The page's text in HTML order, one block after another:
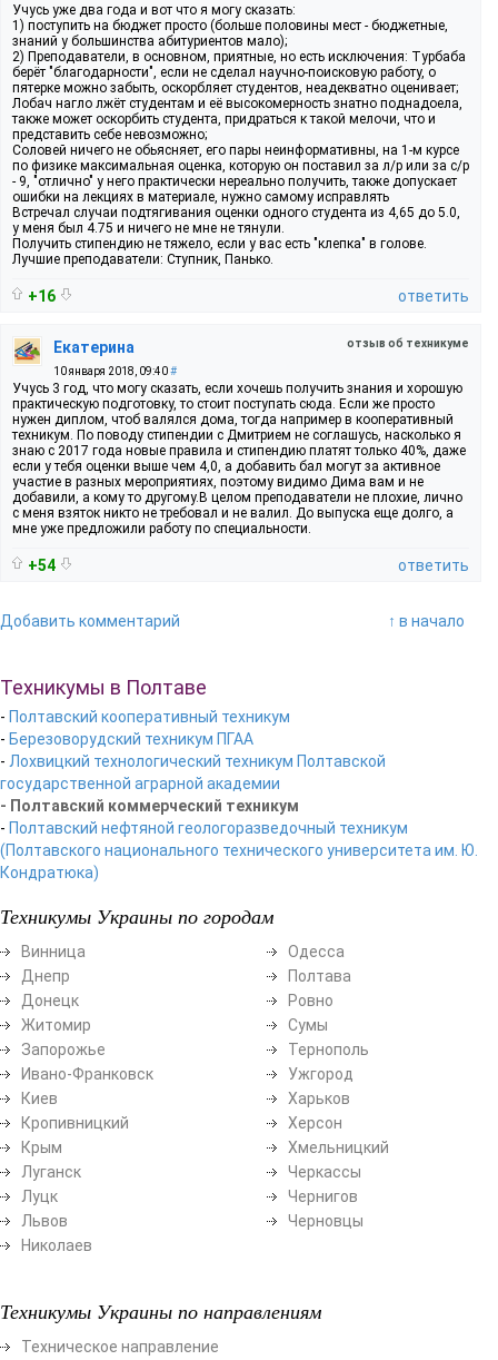
Учусь уже два года и вот что я могу сказать:
1) поступить на бюджет просто (больше половины мест - бюджетные,
знаний у большинства абитуриентов мало);
2) Преподаватели, в основном, приятные, но есть исключения: Турбаба
берёт "благодарности", если не сделал научно-поисковую работу, о
пятерке можно забыть, оскорбляет студентов, неадекватно оценивает;
Лобач нагло лжёт студентам и её высокомерность знатно поднадоела,
также может оскорбить студента, придраться к такой мелочи, что и
представить себе невозможно;
Соловей ничего не обьясняет, его пары неинформативны, на 1-м курсе
по физике максимальная оценка, которую он поставил за л/р или за с/р
- 9, "отлично" у него практически нереально получить, также допускает
ошибки на лекциях в материале, нужно самому исправлять
Встречал случаи подтягивания оценки одного студента из 4,65 до 5.0,
у меня был 4.75 и ничего не мне не тянули.
Получить стипендию не тяжело, если у вас есть "клепка" в голове.
Лучшие преподаватели: Ступник, Панько.
+16 ответить
отзыв об техникуме
Екатерина
10 января 2018, 09:40#
Учусь 3 год, что могу сказать, если хочешь получить знания и хорошую
практическую подготовку, то стоит поступать сюда. Если же просто
нужен диплом, чтоб валялся дома, тогда например в кооперативный
техникум. По поводу стипендии с Дмитрием не соглашусь, насколько я
знаю с 2017 года новые правила и стипендию платят только 40%, даже
если у тебя оценки выше чем 4,0, а добавить бал могут за активное
участие в разных мероприятиях, поэтому видимо Дима вам и не
добавили, а кому то другому.В целом преподаватели не плохие, лично
с меня взяток никто не требовал и не валил. До выпуска еще долго, а
мне уже предложили работу по специальности.
+54 ответить
Добавить комментарий ↑ в начало
Техникумы в Полтаве
- Полтавский кооперативный техникум
- Березоворудский техникум ПГАА
- Лохвицкий технологический техникум Полтавской
государственной аграрной академии
- Полтавский коммерческий техникум
- Полтавский нефтяной геологоразведочный техникум
(Полтавского национального технического университета им. Ю.
Кондратюка)
Техникумы Украины по городам
Винница
Днепр
Донецк
Житомир
Запорожье
Ивано-Франковск
Киев
Кропивницкий
Крым
Луганск
Луцк
Львов
Николаев
Одесса
Полтава
Ровно
Сумы
Тернополь
Ужгород
Харьков
Херсон
Хмельницкий
Черкассы
Чернигов
Черновцы
Техникумы Украины по направлениям
Техническое направление